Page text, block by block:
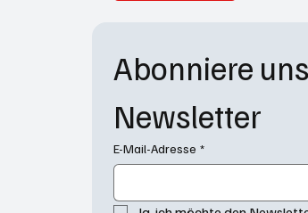
Abonniere
Newsletter
E-Mail-Adresse *